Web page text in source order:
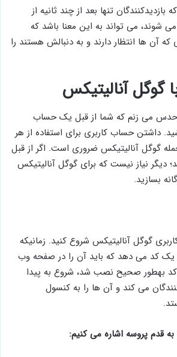
تنها بعد از چند ثانیه از
­شوند، می ­تواند به این معنا باشد که
آن ­ها انتظار دارند و به­ دنبالش هستند را
گوگل آنالیتیکس
حدس می ­زنم که شما از قبل یک حساب
داشتن حساب کاربری برای استفاده از هر
گوگل آنالیتیکس ضروری است. اگر از قبل
دیگر نیاز نیست که برای گوگل آنالیتیکس
بسازید.
گوگل آنالیتیکس شروع کنید. زمانی­که
یک کد می ­دهد که باید آن را در صفحه وب
کد به­طور صحیح نصب شد، شروع به پیدا
می ­کند و آن ­ها را به کنسول
­قدم پروسه اشاره می ­کنیم: